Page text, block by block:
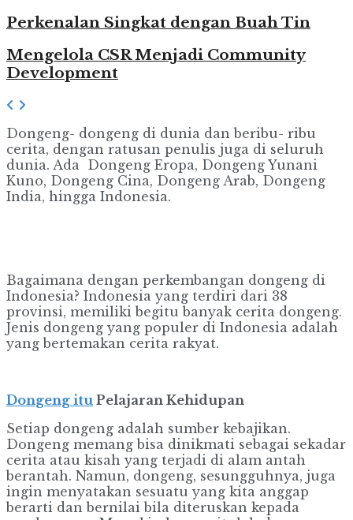
Perkenalan Singkat dengan Buah Tin
Mengelola CSR Menjadi Community
Development
Dongeng- dongeng di dunia dan beribu- ribu
cerita, dengan ratusan penulis juga di seluruh
dunia. Ada Dongeng Eropa, Dongeng Yunani
Kuno, Dongeng Cina, Dongeng Arab, Dongeng
India, hingga Indonesia.
Bagaimana dengan perkembangan dongeng di
Indonesia? Indonesia yang terdiri dari 38
provinsi, memiliki begitu banyak cerita dongeng.
Jenis dongeng yang populer di Indonesia adalah
yang bertemakan cerita rakyat.
Dongeng itu Pelajaran Kehidupan
Setiap dongeng adalah sumber kebajikan.
Dongeng memang bisa dinikmati sebagai sekadar
cerita atau kisah yang terjadi di alam antah
berantah. Namun, dongeng, sesungguhnya, juga
ingin menyatakan sesuatu yang kita anggap
berarti dan bernilai bila diteruskan kepada